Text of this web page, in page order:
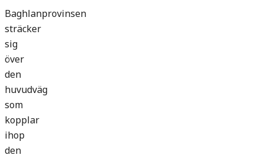
Baghlanprovinsen
sträcker
sig
över
den
huvudväg
som
kopplar
ihop
den